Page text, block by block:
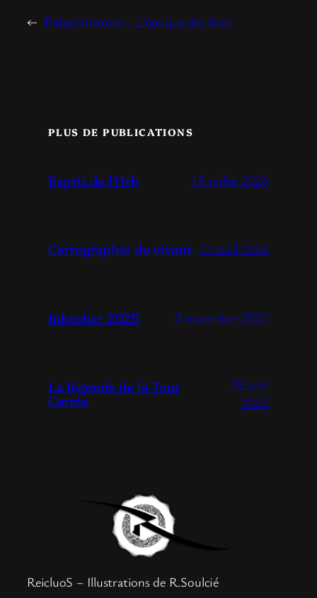
← Pidapi histoire – L’époque des Rois
PLUS DE PUBLICATIONS
Esprit de l’Orb 18 juillet 2026
Cartographie du vivant 13 avril 2026
Inktober 2025 3 novembre 2025
La légende de la Tour
Carrée
26 juin
2025
ReicluoS – Illustrations de R.Soulcié